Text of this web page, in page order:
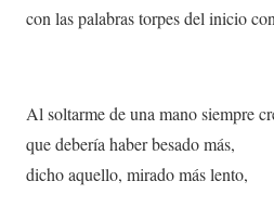
con las palabras torpes del inicio
Al soltarme de una mano siempre
que debería haber besado más,
dicho aquello, mirado más lento,